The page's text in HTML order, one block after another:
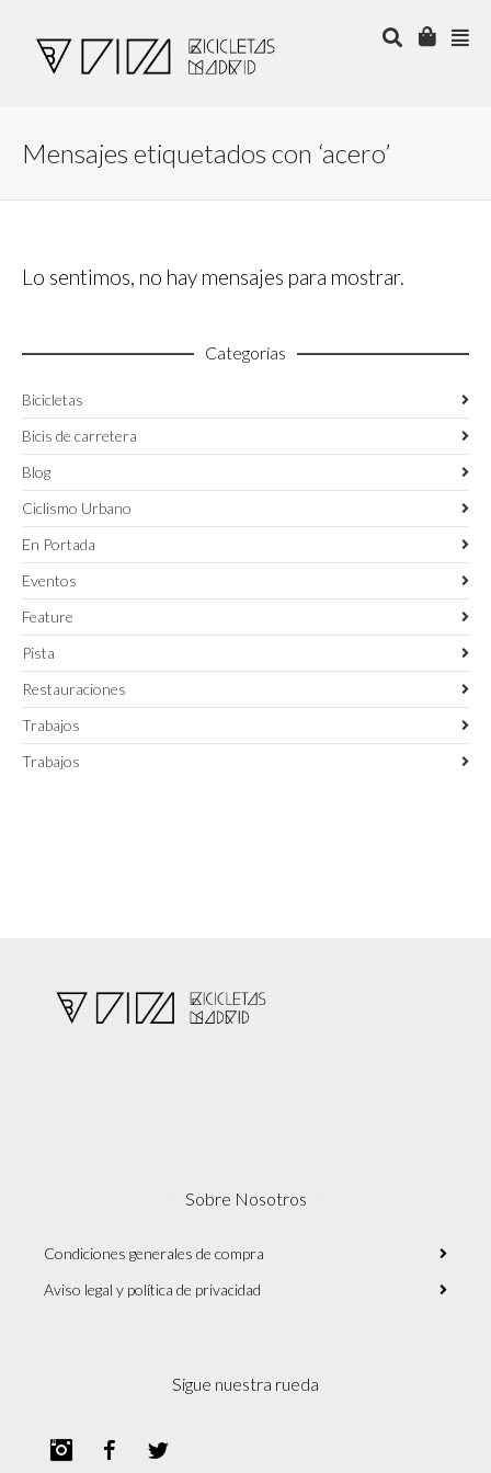
Mensajes etiquetados con ‘acero’
Lo sentimos, no hay mensajes para mostrar.
Categorías
Bicicletas
Bicis de carretera
Blog
Ciclismo Urbano
En Portada
Eventos
Feature
Pista
Restauraciones
Trabajos
Trabajos
Sobre Nosotros
Condiciones generales de compra
Aviso legal y política de privacidad
Sigue nuestra rueda
InstagramFacebook